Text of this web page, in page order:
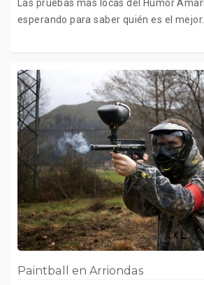
Las pruebas más locas del Humor
esperando para saber quién es el mejor.
Paintball en Arriondas